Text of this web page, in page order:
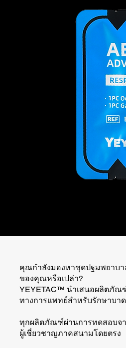
คุณกำลังมองหาชุดปฐมพยาบา
ของคุณหรือเปล่า?
YEYETAC™ นำเสนอผลิตภั
ทางการแพทย์สำหรับรักษาบา
ทุกผลิตภัณฑ์ผ่านการทดสอบจ
ผู้เชี่ยวชาญภาคสนามโดยตรง